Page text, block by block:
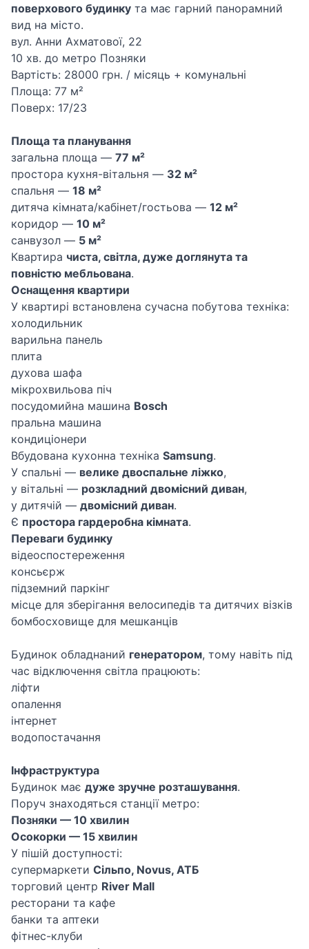
поверхового будинку та має гарний панорамний
вид на місто.
вул. Анни Ахматової, 22
10 хв. до метро Позняки
Вартість: 28000 грн. / місяць + комунальні
Площа: 77 м²
Поверх: 17/23
Площа та планування
загальна площа — 77 м²
простора кухня-вітальня — 32 м²
спальня — 18 м²
дитяча кімната/кабінет/гостьова — 12 м²
коридор — 10 м²
санвузол — 5 м²
Квартира чиста, світла, дуже доглянута та
повністю мебльована.
Оснащення квартири
У квартирі встановлена сучасна побутова техніка:
холодильник
варильна панель
плита
духова шафа
мікрохвильова піч
посудомийна машина Bosch
пральна машина
кондиціонери
Вбудована кухонна техніка Samsung.
У спальні — велике двоспальне ліжко,
у вітальні — розкладний двомісний диван,
у дитячій — двомісний диван.
Є простора гардеробна кімната.
Переваги будинку
відеоспостереження
консьєрж
підземний паркінг
місце для зберігання велосипедів та дитячих візків
бомбосховище для мешканців
Будинок обладнаний генератором, тому навіть під
час відключення світла працюють:
ліфти
опалення
інтернет
водопостачання
Інфраструктура
Будинок має дуже зручне розташування.
Поруч знаходяться станції метро:
Позняки — 10 хвилин
Осокорки — 15 хвилин
У пішій доступності:
супермаркети Сільпо, Novus, АТБ
торговий центр River Mall
ресторани та кафе
банки та аптеки
фітнес-клуби